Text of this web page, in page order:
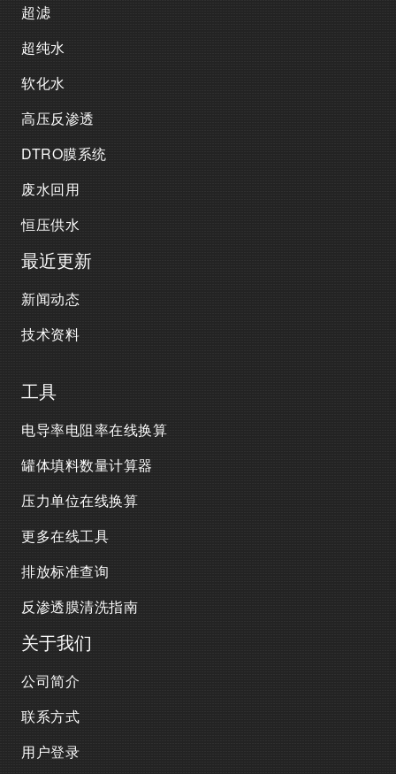
超滤
超纯水
软化水
高压反渗透
DTRO膜系统
废水回用
恒压供水
最近更新
新闻动态
技术资料
工具
电导率电阻率在线换算
罐体填料数量计算器
压力单位在线换算
更多在线工具
排放标准查询
反渗透膜清洗指南
关于我们
公司简介
联系方式
用户登录